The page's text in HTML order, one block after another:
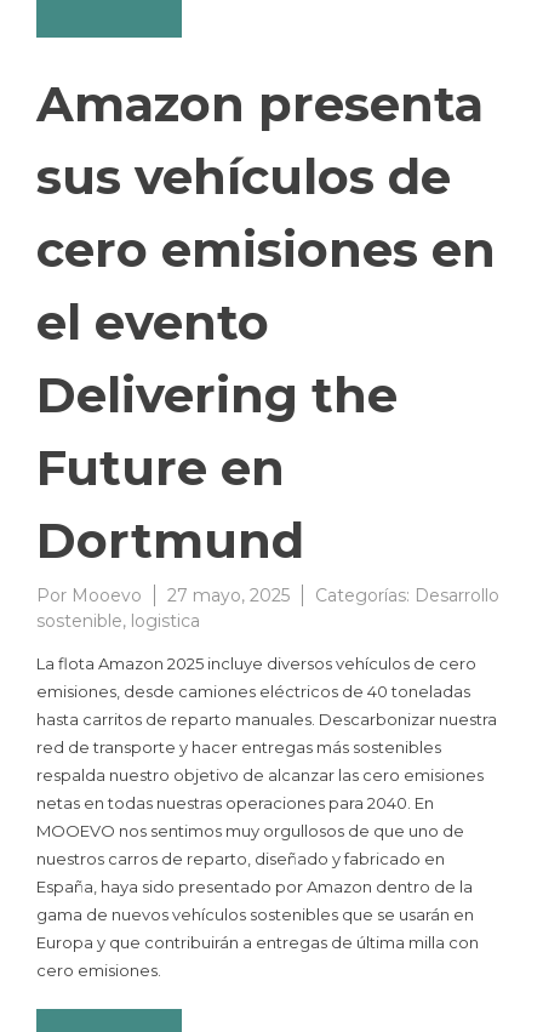
Amazon presenta
sus vehículos de
cero emisiones en
el evento
Delivering the
Future en
Dortmund
Por Mooevo 27 mayo, 2025 Categorías: Desarrollo
sostenible, logistica
La flota Amazon 2025 incluye diversos vehículos de cero
emisiones, desde camiones eléctricos de 40 toneladas
hasta carritos de reparto manuales. Descarbonizar nuestra
red de transporte y hacer entregas más sostenibles
respalda nuestro objetivo de alcanzar las cero emisiones
netas en todas nuestras operaciones para 2040. En
MOOEVO nos sentimos muy orgullosos de que uno de
nuestros carros de reparto, diseñado y fabricado en
España, haya sido presentado por Amazon dentro de la
gama de nuevos vehículos sostenibles que se usarán en
Europa y que contribuirán a entregas de última milla con
cero emisiones.